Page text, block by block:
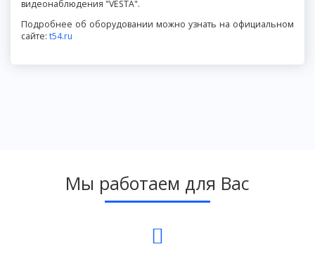
видеонаблюдения "VESTA".
Подробнее об оборудовании можно узнать на официальном
сайте: t54.ru
Мы работаем для Вас